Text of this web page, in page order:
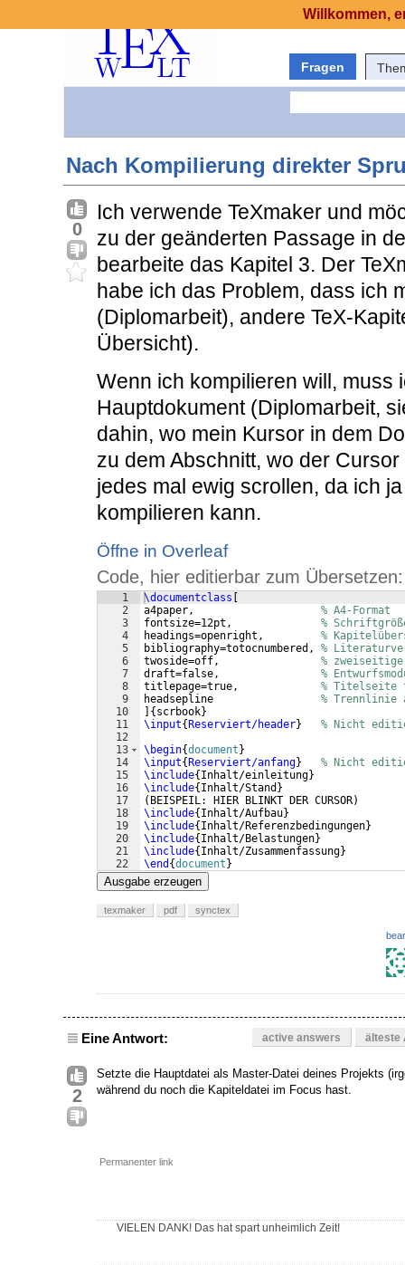
Fragen
Nach Kompilierung direkter
0
Ich verwende TeXmaker und
zu der geänderten Passage in
bearbeite das Kapitel 3. Der
habe ich das Problem, dass ich
(Diplomarbeit), andere TeX-
Übersicht).
Wenn ich kompilieren will, muss
Hauptdokument (Diplomarbeit,
dahin, wo mein Kursor in dem
zu dem Abschnitt, wo der
jedes mal ewig scrollen, da ich
kompilieren kann.
Öffne in Overleaf
Code, hier editierbar zum Übersetzen:
1
2
3
4
5
6
7
8
9
10
11
12
13
14
15
16
17
18
19
20
21
22
\documentclass
a4paper, % A4-Format
fontsize=12pt, %
headings=openright, %
bibliography=totocnumbered, %
twoside=off, %
draft=false, %
titlepage=true, % Titelseite
headsepline % Trennlinie
{ scrbook}
\input{ Reserviert/header}
% Nicht
\begin{document }
\input{ Reserviert/anfang}
% Nicht
\include{ Inhalt/einleitung}
\include{ Inhalt/Stand }
( BEISPEIL: HIER BLINKT DER CURSOR)
\include{ Inhalt/Aufbau}
\include{ Inhalt/Referenzbedingungen}
\include{ Inhalt/Belastungen}
\include{ Inhalt/Zusammenfassung}
\end {document }
Ausgabe erzeugen
texmaker pdf synctex
Eine Antwort: active answers älteste
2
Setzte die Hauptdatei als Master-Datei deines Projekts
während du noch die Kapiteldatei im Focus hast.
Permanenter link
VIELEN DANK! Das hat spart unheimlich Zeit!
Willkommen,